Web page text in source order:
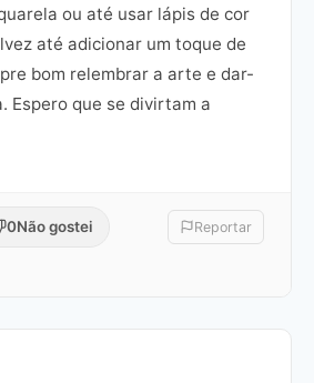
ou até usar lápis de cor
até adicionar um toque de
bom relembrar a arte e dar-
Espero que se divirtam a
0Não gostei Reportar